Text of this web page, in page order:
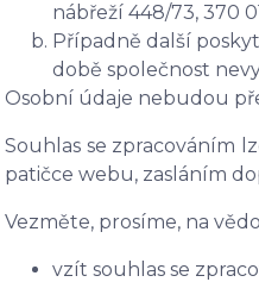
nábřeží 448/73, 370
Případně další
době společnost
Osobní údaje nebudou
Souhlas se zpracováním
patičce webu, zasláním
Vezměte, prosíme, na
vzít souhlas se